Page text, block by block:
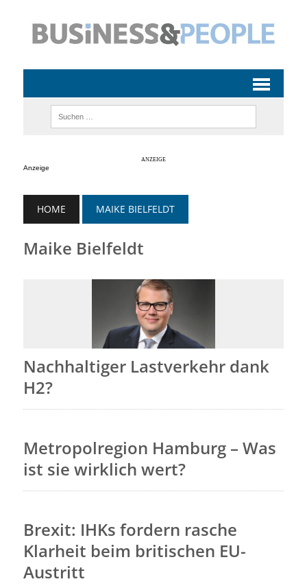
Anzeige
HOME MAIKE BIELFELDT
Maike Bielfeldt
Nachhaltiger Lastverkehr dank
H2?
Metropolregion Hamburg – Was
ist sie wirklich wert?
Brexit: IHKs fordern rasche
Klarheit beim britischen EU-
Austritt